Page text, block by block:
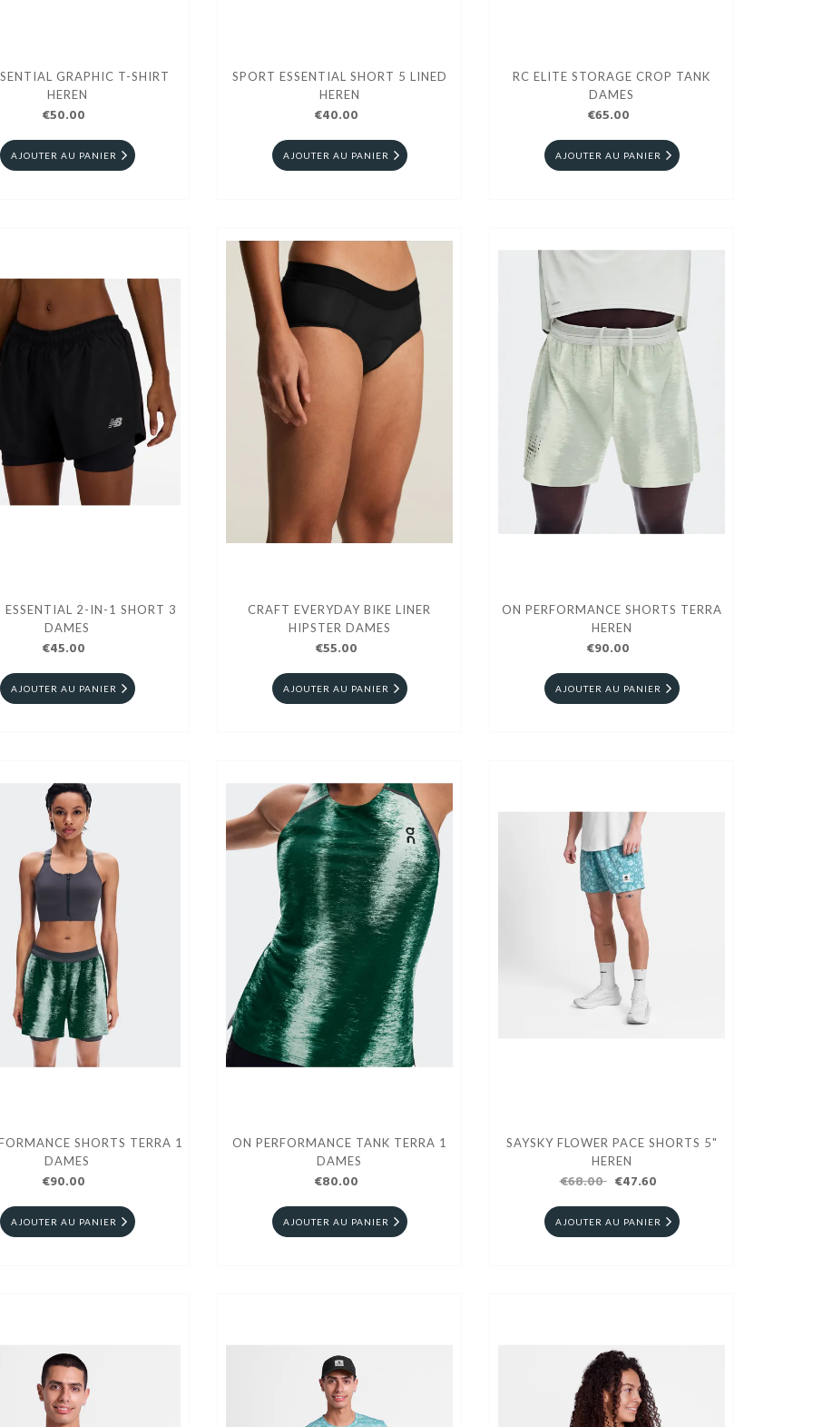
GRAPHIC T-SHIRT
HEREN
€50.00
AJOUTER AU PANIER
SPORT ESSENTIAL SHORT 5 LINED
HEREN
€40.00
AJOUTER AU PANIER
RC ELITE STORAGE CROP TANK
DAMES
€65.00
AJOUTER AU PANIER
ESSENTIAL 2-IN-1 SHORT 3
DAMES
€45.00
AJOUTER AU PANIER
CRAFT EVERYDAY BIKE LINER
HIPSTER DAMES
€55.00
AJOUTER AU PANIER
ON PERFORMANCE SHORTS TERRA
HEREN
€90.00
AJOUTER AU PANIER
SHORTS TERRA 1
DAMES
€90.00
AJOUTER AU PANIER
ON PERFORMANCE TANK TERRA 1
DAMES
€80.00
AJOUTER AU PANIER
SAYSKY FLOWER PACE SHORTS 5"
HEREN
€68.00 €47.60
AJOUTER AU PANIER